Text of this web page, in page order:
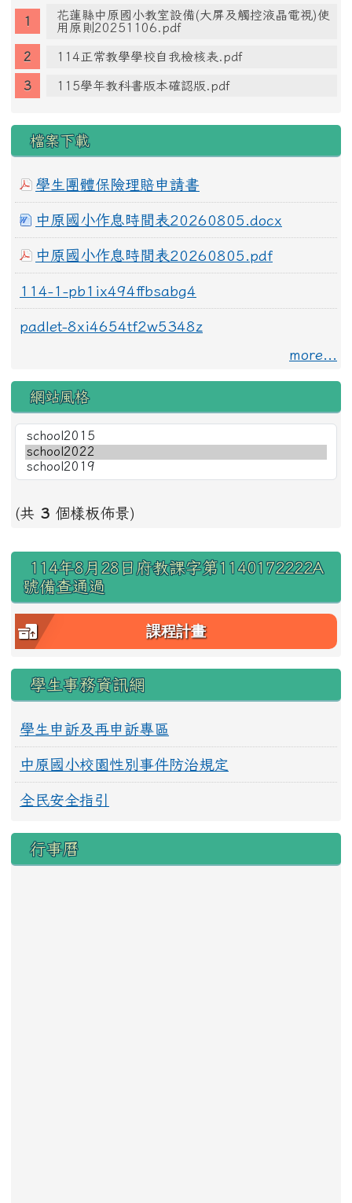
花蓮縣中原國小教室設備(大屏及觸控液晶電視)使
用原則20251106.pdf
114正常教學學校自我檢核表.pdf
115學年教科書版本確認版.pdf
檔案下載
學生團體保險理賠申請書
中原國小作息時間表20260805.docx
中原國小作息時間表20260805.pdf
114-1-pb1ix494ffbsabg4
padlet-8xi4654tf2w5348z
more...
網站風格
(共 3 個樣板佈景)
右邊區域內容
114年8月28日府教課字第1140172222A
號備查通過
課程計畫
學生事務資訊網
學生申訴及再申訴專區
中原國小校園性別事件防治規定
全民安全指引
行事曆